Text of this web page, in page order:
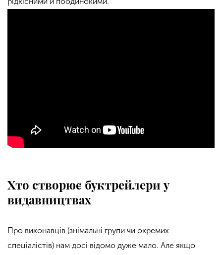
Хто створює буктрейлери у
видавництвах
Про виконавців (знімальні групи чи окремих
спеціалістів) нам досі відомо дуже мало. Але якщо